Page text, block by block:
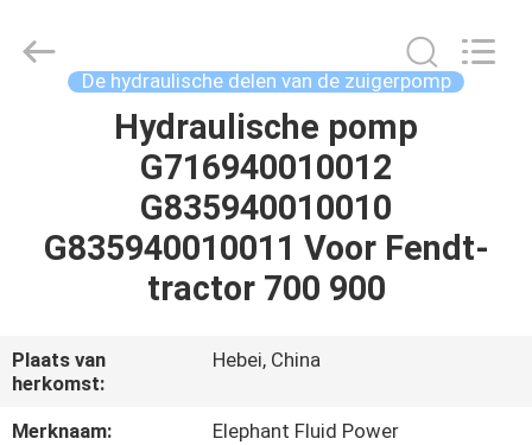
PRODUCTEN
ONGEVEER
FABRIEKSREIS
Fluid
Power
De hydraulische delen van de zuigerpomp
Hydraulische pomp
G716940010012
G835940010010
G835940010011 Voor Fendt-
tractor 700 900
Plaats van
herkomst:
Hebei, China
Merknaam:
Elephant Fluid Power